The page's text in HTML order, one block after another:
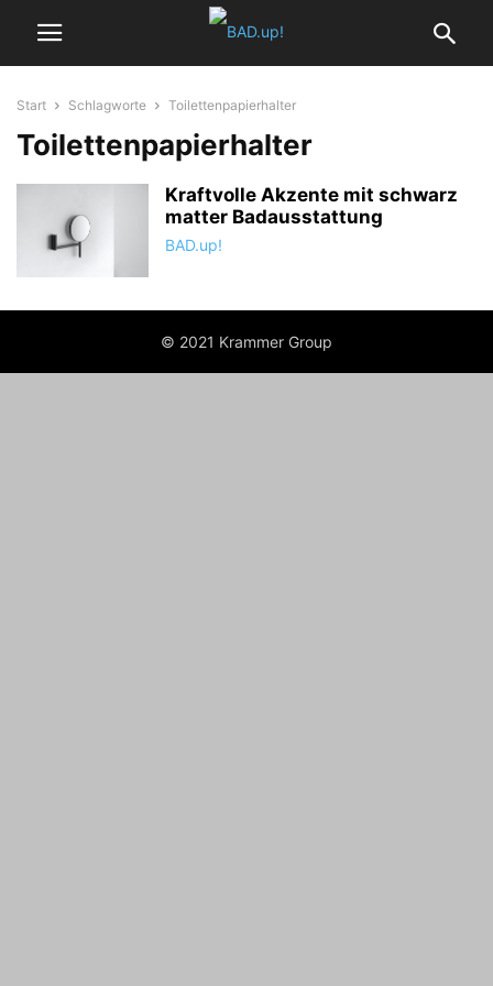
Start Schlagworte Toilettenpapierhalter
Toilettenpapierhalter
Kraftvolle Akzente mit schwarz
matter Badausstattung
BAD.up!
© 2021 Krammer Group